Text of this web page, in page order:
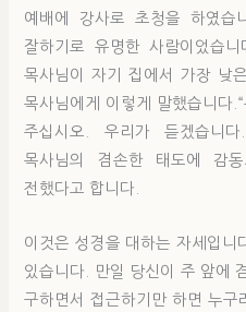
예배에 강사로 초청을 하였
잘하기로 유명한 사람이었습
목사님이 자기 집에서 가장 낮
목사님에게 이렇게 말했습니다
주십시오. 우리가 듣겠습니
목사님의 겸손한 태도에 감
전했다고 합니다.
이것은 성경을 대하는 자세입니
있습니다. 만일 당신이 주 앞에
구하면서 접근하기만 하면 누구